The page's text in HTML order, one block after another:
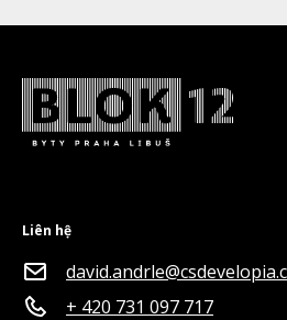
Liên hệ
+ 420 731 097 717